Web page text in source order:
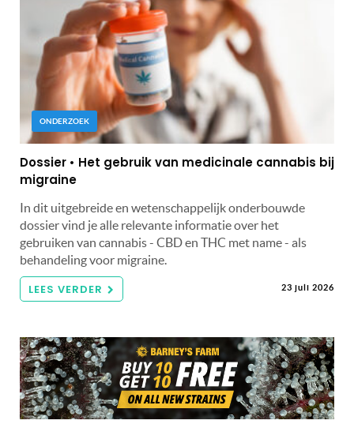
ONDERZOEK
Dossier • Het gebruik van medicinale cannabis bij
migraine
In dit uitgebreide en wetenschappelijk onderbouwde
dossier vind je alle relevante informatie over het
gebruiken van cannabis - CBD en THC met name - als
behandeling voor migraine.
LEES VERDER 23 juli 2026